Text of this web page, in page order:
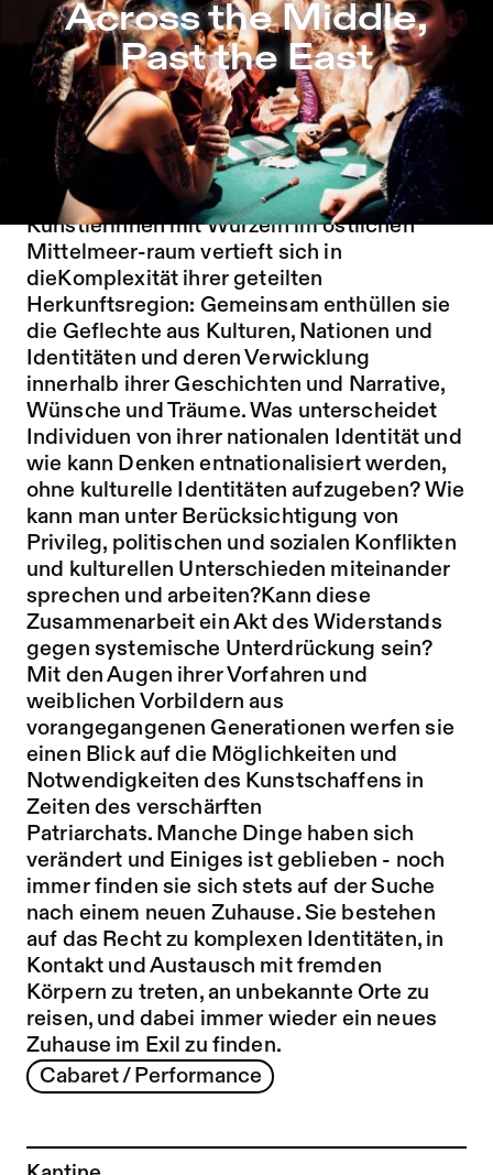
Zu Programm springen
Zu Aktuelles springen
Zu Seiten springen
Across the Middle, Past the East – Sophiensæle |
Across the Middle,
Past the East
Cabaret / Performance
Ein Cabaret mit Schnaps und Musik,
Glamour und schwarzem Humor: Ein
temporäres Kollektiv weiblich-identifizierter
Künstlerinnen mit Wurzeln im östlichen
Mittelmeer-raum vertieft sich in
dieKomplexität ihrer geteilten
Herkunftsregion: Gemeinsam enthüllen sie
die Geflechte aus Kulturen, Nationen und
Identitäten und deren Verwicklung
innerhalb ihrer Geschichten und Narrative,
Wünsche und Träume. Was unterscheidet
Individuen von ihrer nationalen Identität und
wie kann Denken entnationalisiert werden,
ohne kulturelle Identitäten aufzugeben? Wie
kann man unter Berücksichtigung von
Privileg, politischen und sozialen Konflikten
und kulturellen Unterschieden miteinander
sprechen und arbeiten?Kann diese
Zusammenarbeit ein Akt des Widerstands
gegen systemische Unterdrückung sein?
Mit den Augen ihrer Vorfahren und
weiblichen Vorbildern aus
vorangegangenen Generationen werfen sie
einen Blick auf die Möglichkeiten und
Notwendigkeiten des Kunstschaffens in
Zeiten des verschärften
Patriarchats. Manche Dinge haben sich
verändert und Einiges ist geblieben - noch
immer finden sie sich stets auf der Suche
nach einem neuen Zuhause. Sie bestehen
auf das Recht zu komplexen Identitäten, in
Kontakt und Austausch mit fremden
Körpern zu treten, an unbekannte Orte zu
reisen, und dabei immer wieder ein neues
Zuhause im Exil zu finden.